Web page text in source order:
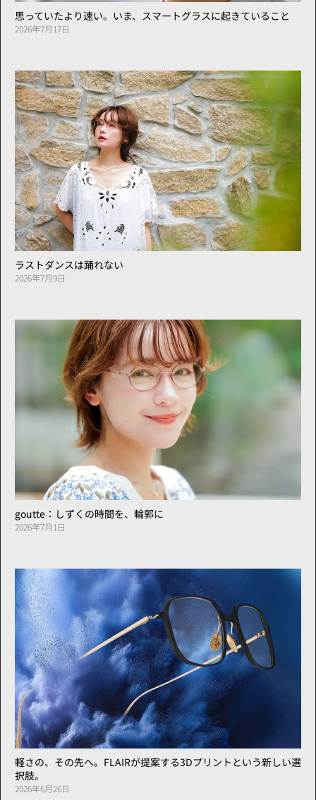
思っていたより速い。いま、スマートグラスに起きていること
2026年7月17日
ラストダンスは踊れない
2026年7月9日
goutte：しずくの時間を、輪郭に
2026年7月1日
軽さの、その先へ。FLAIRが提案する3Dプリントという新しい選
択肢。
2026年6月26日